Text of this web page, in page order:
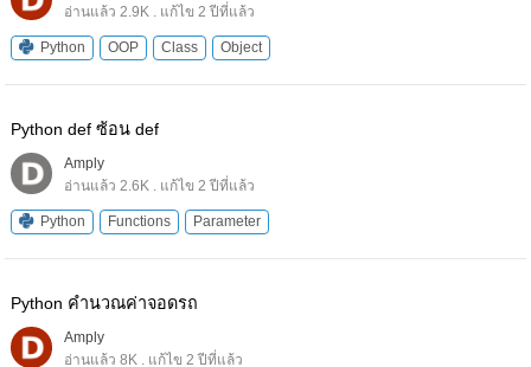
อ่านแล้ว 2.9K . แก้ไข 2 ปีที่แล้ว
Python OOP Class Object
Python def ซ้อน def
Amply
อ่านแล้ว 2.6K . แก้ไข 2 ปีที่แล้ว
Python Functions Parameter
Python คํานวณค่าจอดรถ
Amply
อ่านแล้ว 8K . แก้ไข 2 ปีที่แล้ว